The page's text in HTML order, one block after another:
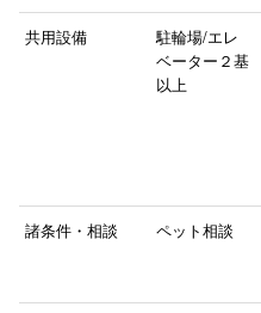
共用設備
駐輪場/エレ
ベーター２基
以上
諸条件・相談 ペット相談